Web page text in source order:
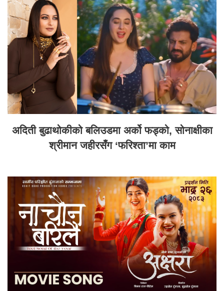
अदिती बुढाथोकीको बलिउडमा अर्को फड्को, सोनाक्षीका
श्रीमान जहीरसँग ‘फरिश्ता’मा काम